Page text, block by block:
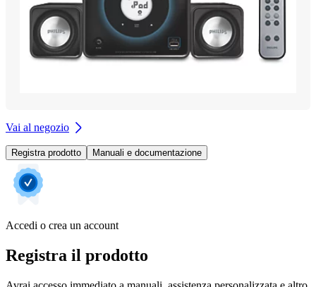
Vai al negozio
Registra prodotto Manuali e documentazione
Accedi o crea un account
Registra il prodotto